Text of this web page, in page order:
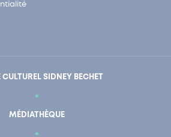
CULTUREL SIDNEY BECHET
MÉDIATHÈQUE